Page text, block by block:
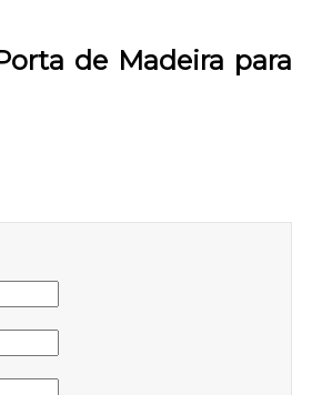
de Madeira para